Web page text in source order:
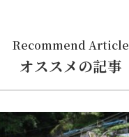
Recommend Article
オススメの記事